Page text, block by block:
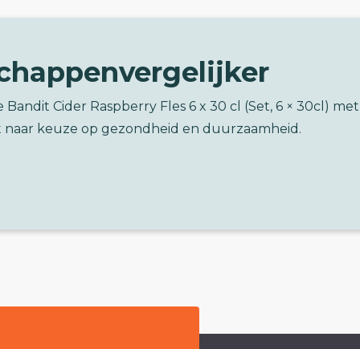
Cider Raspberry Fles 6 x 30 cl (Set, 6 × 30cl)
keuze op gezondheid en duurzaamheid.